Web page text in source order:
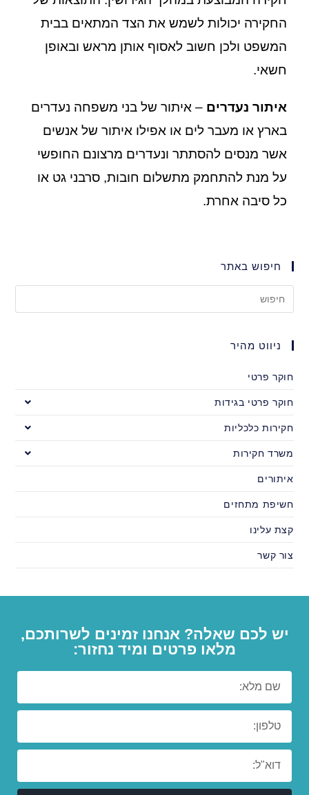
החקירה יכולות לשמש את הצד המתאים בבית
המשפט ולכן חשוב לאסוף אותן מראש ובאופן
חשאי.
איתור נעדרים – איתור של בני משפחה נעדרים
בארץ או מעבר לים או אפילו איתור של אנשים
אשר מנסים להסתתר ונעדרים מרצונם החופשי
על מנת להתחמק מתשלום חובות, סרבני גט או
כל סיבה אחרת.
חיפוש באתר
ניווט מהיר
חוקר פרטי
חוקר פרטי בגידות
חקירות כלכליות
משרד חקירות
איתורים
חשיפת מתחזים
קצת עלינו
צור קשר
יש לכם שאלה? אנחנו זמינים לשרותכם,
מלאו פרטים ומיד נחזור: